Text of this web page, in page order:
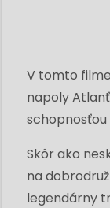
V tomto
napoly
Skôr ako
na
legendárny